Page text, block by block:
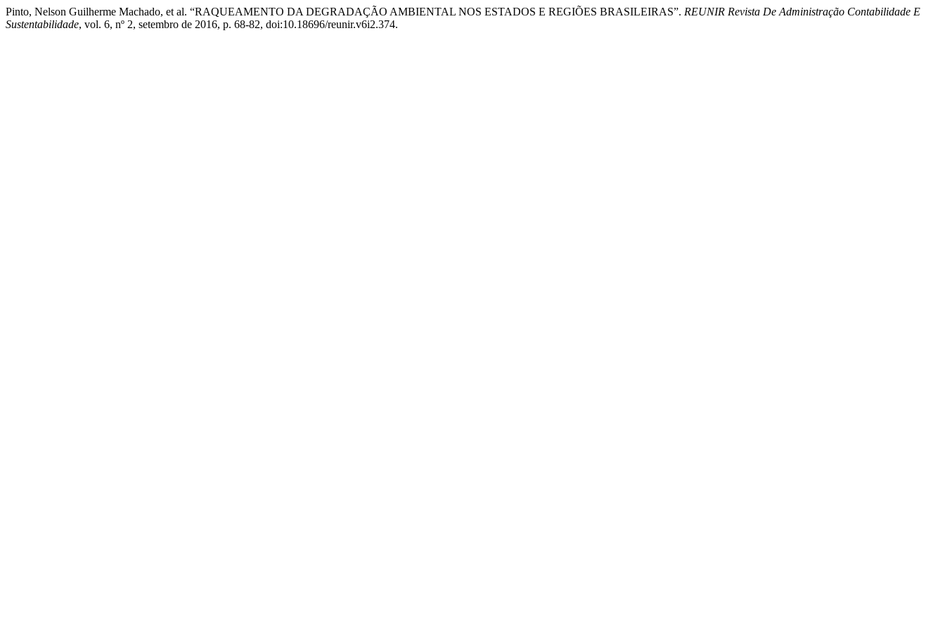
Pinto, Nelson Guilherme Machado, et al. “RAQUEAMENTO DA DEGRADAÇÃO AMBIENTAL NOS ESTADOS E REGIÕES BRASILEIRAS”. REUNIR Revista De Administração Contabilidade E
Sustentabilidade, vol. 6, nº 2, setembro de 2016, p. 68-82, doi:10.18696/reunir.v6i2.374.